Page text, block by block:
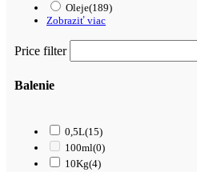
Oleje(189)
Zobraziť viac
Price filter
Balenie
0,5L(15)
100ml(0)
10Kg(4)